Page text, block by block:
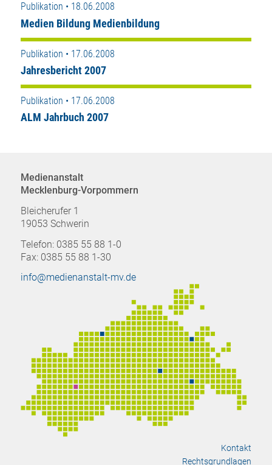
Publikation • 18.06.2008
Medien Bildung Medienbildung
Publikation • 17.06.2008
Jahresbericht 2007
Publikation • 17.06.2008
ALM Jahrbuch 2007
Medienanstalt
Mecklenburg-Vorpommern
Bleicherufer 1
19053 Schwerin
Telefon: 0385 55 88 1-0
Fax: 0385 55 88 1-30
info@medienanstalt-mv.de
Kontakt
Rechtsgrundlagen